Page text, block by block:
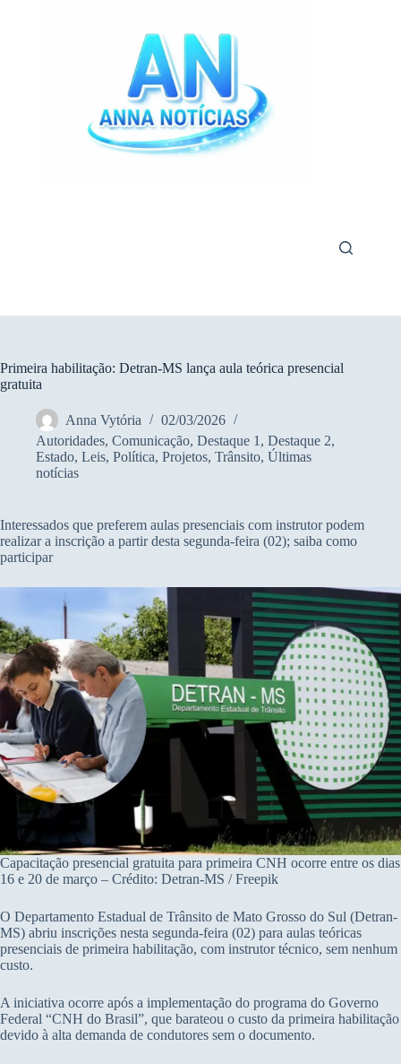
Primeira habilitação: Detran-MS lança aula teórica presencial
gratuita
Anna Vytória
02/03/2026
Autoridades, Comunicação, Destaque 1 , Destaque 2,
Estado, Leis, Política, Projetos, Trânsito, Últimas
notícias
Interessados que preferem aulas presenciais com instrutor podem
realizar a inscrição a partir desta segunda-feira (02); saiba como
participar
Capacitação presencial gratuita para primeira CNH ocorre entre os dias
16 e 20 de março – Crédito: Detran-MS / Freepik
O Departamento Estadual de Trânsito de Mato Grosso do Sul (Detran-
MS) abriu inscrições nesta segunda-feira (02) para aulas teóricas
presenciais de primeira habilitação, com instrutor técnico, sem nenhum
custo.
A iniciativa ocorre após a implementação do programa do Governo
Federal “CNH do Brasil”, que barateou o custo da primeira habilitação
devido à alta demanda de condutores sem o documento.